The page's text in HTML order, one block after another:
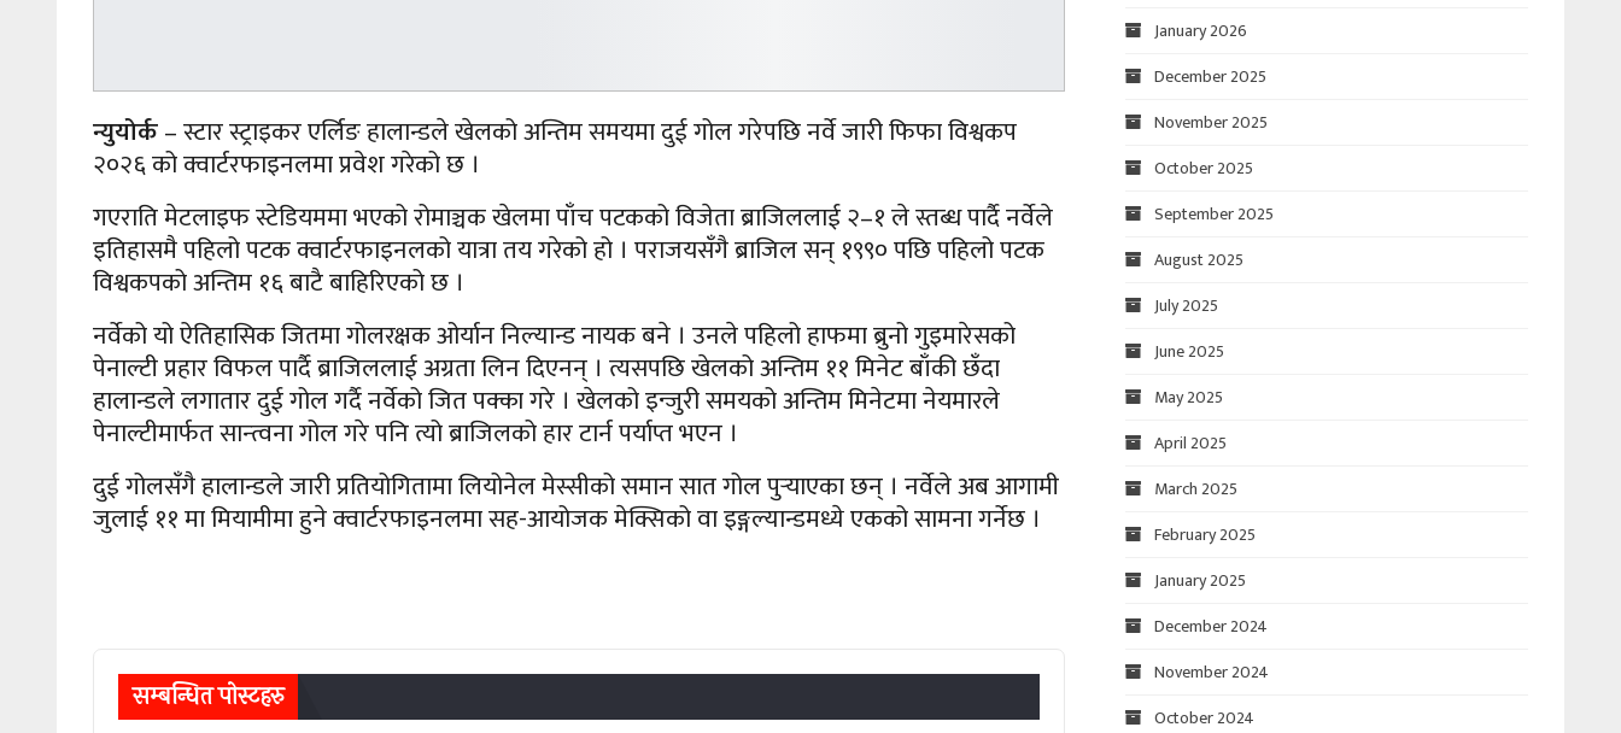
न्युयोर्क– स्टार स्ट्राइकर एर्लिङ हालान्डले खेलको अन्तिम समयमा दुई गोल गरेपछि नर्वे जारी फिफा विश्वकप
२०२६ को क्वार्टरफाइनलमा प्रवेश गरेको छ ।
गएराति मेटलाइफ स्टेडियममा भएको रोमाञ्चक खेलमा पाँच पटकको विजेता ब्राजिललाई २–१ ले स्तब्ध पार्दै नर्वेले
इतिहासमै पहिलो पटक क्वार्टरफाइनलको यात्रा तय गरेको हो । पराजयसँगै ब्राजिल सन् १९९० पछि पहिलो पटक
विश्वकपको अन्तिम १६ बाटै बाहिरिएको छ ।
नर्वेको यो ऐतिहासिक जितमा गोलरक्षक ओर्यान निल्यान्ड नायक बने । उनले पहिलो हाफमा ब्रुनो गुइमारेसको
पेनाल्टी प्रहार विफल पार्दै ब्राजिललाई अग्रता लिन दिएनन् । त्यसपछि खेलको अन्तिम ११ मिनेट बाँकी छँदा
हालान्डले लगातार दुई गोल गर्दै नर्वेको जित पक्का गरे । खेलको इन्जुरी समयको अन्तिम मिनेटमा नेयमारले
पेनाल्टीमार्फत सान्त्वना गोल गरे पनि त्यो ब्राजिलको हार टार्न पर्याप्त भएन ।
दुई गोलसँगै हालान्डले जारी प्रतियोगितामा लियोनेल मेस्सीको समान सात गोल पुर्‍याएका छन् । नर्वेले अब आगामी
जुलाई ११ मा मियामीमा हुने क्वार्टरफाइनलमा सह-आयोजक मेक्सिको वा इङ्गल्यान्डमध्ये एकको सामना गर्नेछ ।
सम्बन्धित पाेस्टहरु
January 2026
December 2025
November 2025
October 2025
September 2025
August 2025
July 2025
June 2025
May 2025
April 2025
March 2025
February 2025
January 2025
December 2024
November 2024
October 2024